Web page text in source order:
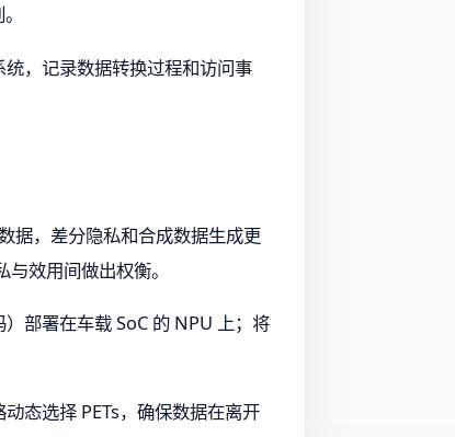
，记录数据转换过程和访问事
据，差分隐私和合成数据生成更
效用间做出权衡。
部署在车载 SoC 的 NPU 上；将
态选择 PETs，确保数据在离开